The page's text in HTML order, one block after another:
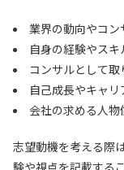
業界の動向やコ
自身の経験やス
コンサルとして
自己成長やキャ
会社の求める人
志望動機を考える際